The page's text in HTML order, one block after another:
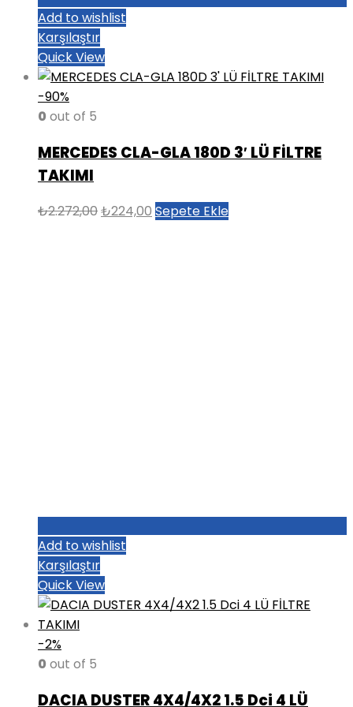
Add to wishlist
Karşılaştır
Quick View
-90%
0 out of 5
MERCEDES CLA-GLA 180D 3′ LÜ FİLTRE
TAKIMI
₺2.272,00Orijinal
₺224,00 Şu
Sepete Ekle
Add to wishlist
Karşılaştır
Quick View
-2%
0 out of 5
DACIA DUSTER 4X4/4X2 1.5 Dci 4 LÜ